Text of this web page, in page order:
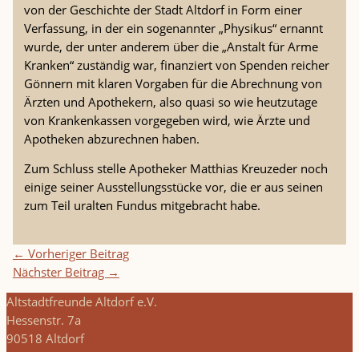
von der Geschichte der Stadt Altdorf in Form einer
Verfassung, in der ein sogenannter „Physikus“ ernannt
wurde, der unter anderem über die „Anstalt für Arme
Kranken“ zuständig war, finanziert von Spenden reicher
Gönnern mit klaren Vorgaben für die Abrechnung von
Ärzten und Apothekern, also quasi so wie heutzutage
von Krankenkassen vorgegeben wird, wie Ärzte und
Apotheken abzurechnen haben.
Zum Schluss stelle Apotheker Matthias Kreuzeder noch
einige seiner Ausstellungsstücke vor, die er aus seinen
zum Teil uralten Fundus mitgebracht habe.
← Vorheriger Beitrag
Nächster Beitrag →
Altstadtfreunde Altdorf e.V.
Hessenstr. 7a
90518 Altdorf